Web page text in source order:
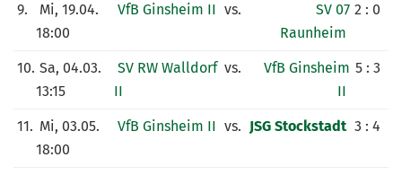
9.
Mi, 19.04.
18:00
VfB Ginsheim II vs.
SV 07
Raunheim
2 : 0
10. Sa, 04.03.
13:15
SV RW Walldorf
II
vs.
VfB Ginsheim
II
5 : 3
11. Mi, 03.05.
18:00
VfB Ginsheim II vs. JSG Stockstadt 3 : 4